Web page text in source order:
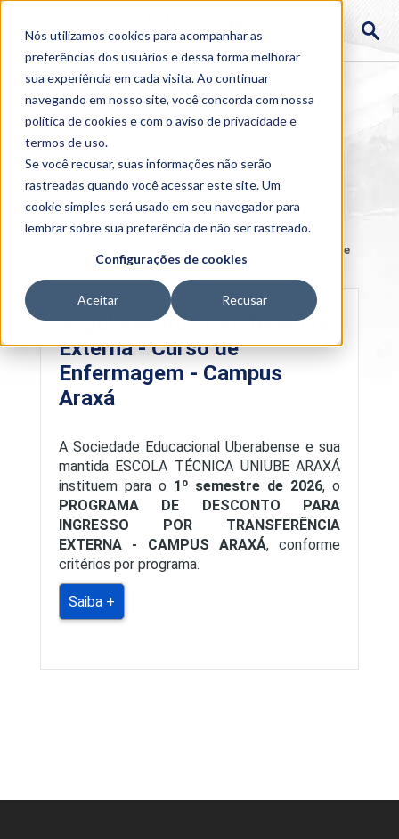
Nós utilizamos cookies para acompanhar as
preferências dos usuários e dessa forma melhorar
sua experiência em cada visita. Ao continuar
navegando em nosso site, você concorda com nossa
política de cookies e com o aviso deprivacidade e
termos de uso.
Se você recusar, suas informações não serão
rastreadas quando você acessar este site. Um
cookie simples será usado em seu navegador para
lembrar sobre sua preferência de não ser rastreado.
Configurações de cookies
Aceitar Recusar
Regulamento Transferência Externa - Curso de
Enfermagem - Campus Araxá
Regulamento Transferência
Externa - Curso de
Enfermagem - Campus
Araxá
A Sociedade Educacional Uberabense e sua
mantida ESCOLA TÉCNICA UNIUBE ARAXÁ
instituem para o 1º semestre de 2026, o
PROGRAMA DE DESCONTO PARA
INGRESSO POR TRANSFERÊNCIA
EXTERNA - CAMPUS ARAXÁ, conforme
critérios por programa.
Saiba +